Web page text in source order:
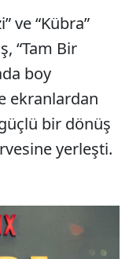
ve “Kübra”
“Tam Bir
boy
ekranlardan
bir dönüş
yerleşti.